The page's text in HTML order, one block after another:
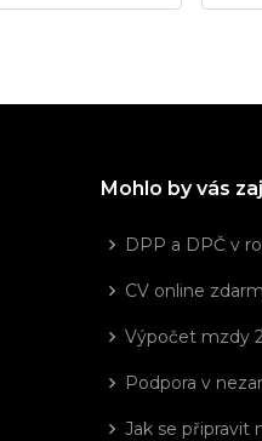
Mohlo by vás
DPP a DPČ v
CV online
Výpočet mzdy
Podpora v
Jak se připravit